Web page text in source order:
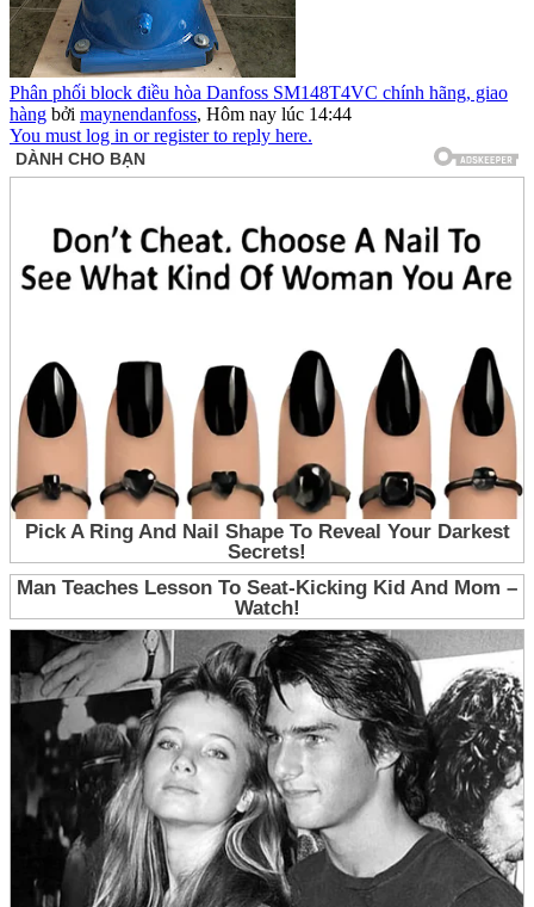
Phân phối block điều hòa Danfoss SM148T4VC chính hãng, giao
hàng bởi maynendanfoss, Hôm nay lúc 14:44
You must log in or register to reply here.